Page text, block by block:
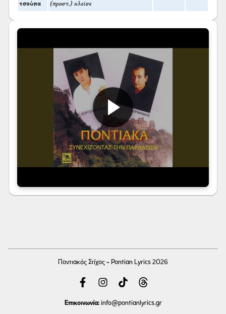
τσούπα (προστ.) κλείσε
Ποντιακός Στίχος - Pontian Lyrics 2026
Επικοινωνία: info@pontianlyrics.gr